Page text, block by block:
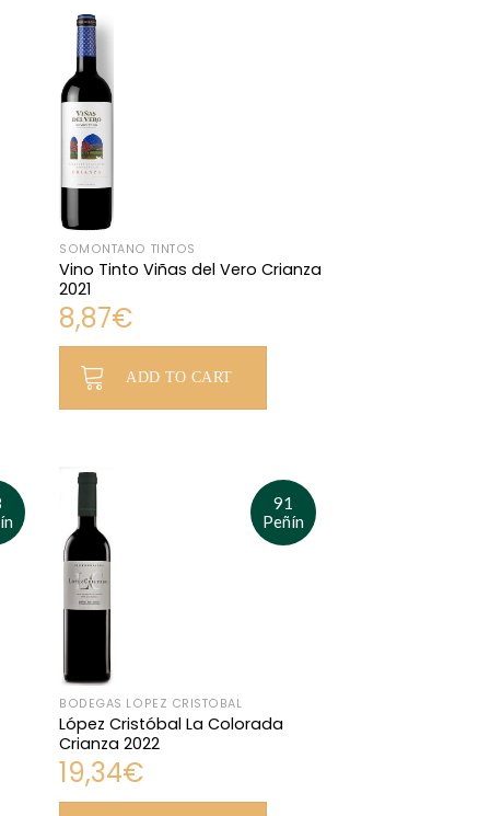
SOMONTANO TINTOS
Vino Tinto Viñas del Vero Crianza
2021
8,87€
ADD TO CART
91
Peñín
BODEGAS LÓPEZ CRISTÓBAL
López Cristóbal La Colorada
Crianza 2022
19,34€